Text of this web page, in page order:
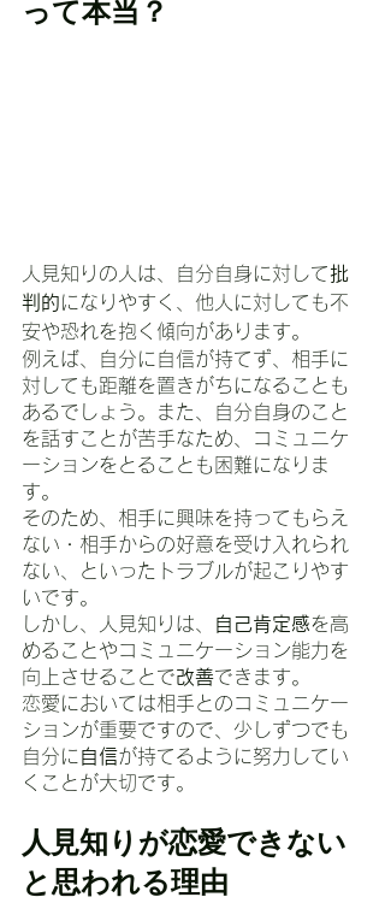
って本当？
人見知りの人は、自分自身に対して批
判的になりやすく、他人に対しても不
安や恐れを抱く傾向があります。
例えば、自分に自信が持てず、相手に
対しても距離を置きがちになることも
あるでしょう。また、自分自身のこと
を話すことが苦手なため、コミュニケ
ーションをとることも困難になりま
す。
そのため、相手に興味を持ってもらえ
ない・相手からの好意を受け入れられ
ない、といったトラブルが起こりやす
いです。
しかし、人見知りは、
自己肯定感を高
めることやコミュニケーション能力を
向上させることで改善できます。
恋愛においては相手とのコミュニケー
ションが重要ですので、少しずつでも
自分に 自信が持てるように努力してい
くことが大切です。
人見知りが恋愛できない
と思われる理由